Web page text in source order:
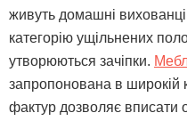
живуть домашні
категорію ущільнених
утворюються зачіпки.
запропонована в широкій
фактур дозволяє вписати